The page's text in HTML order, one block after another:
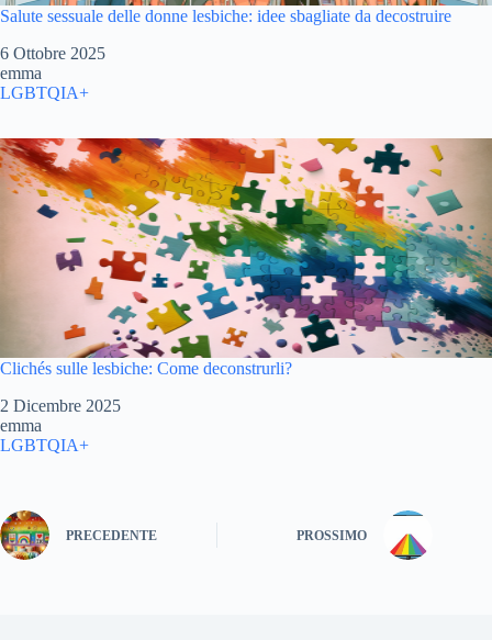
Salute sessuale delle donne lesbiche: idee sbagliate da decostruire
Data
6 Ottobre 2025
Autore
emma
In relazione a
LGBTQIA+
Clichés sulle lesbiche: Come deconstrurli?
Data
2 Dicembre 2025
Autore
emma
In relazione a
LGBTQIA+
PRECEDENTE PROSSIMO